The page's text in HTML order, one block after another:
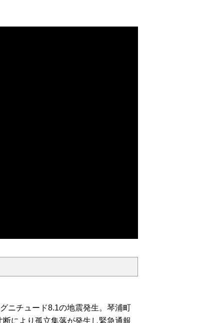
ニチュード8.1の地震発生。琴浦町
により孤立集落が発生し緊急通報